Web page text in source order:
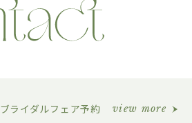
ブライダルフェア予約 view more